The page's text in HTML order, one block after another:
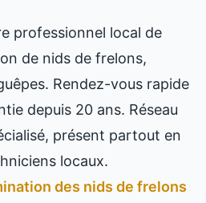
professionnel local de
de nids de frelons,
Rendez-vous rapide
depuis 20 ans. Réseau
présent partout en
locaux.
des nids de frelons